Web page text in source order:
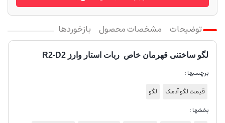
توضیحات مشخصات محصول بازخوردها
لگو ساختنی قهرمان خاص ربات استار وارز R2-D2
برچسبها :
قیمت لگو آدمک
لگو
بخشها :